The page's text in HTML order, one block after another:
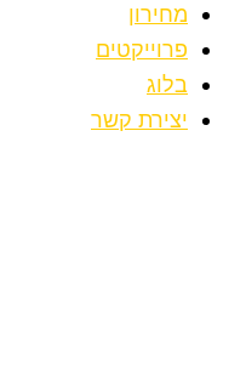
מחירון
פרוייקטים
בלוג
יצירת קשר